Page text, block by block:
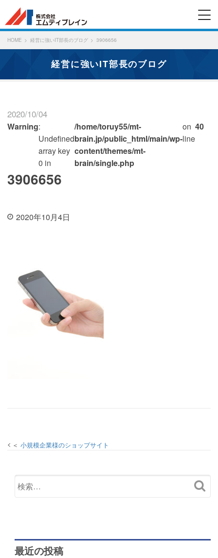
HOME 経営に強いIT部長のブログ 3906656
経営に強いIT部長のブログ
2020/10/04
Warning:
Undefined
array key
0 in
/home/toruy55/mt-
brain.jp/public_html/main/wp-
content/themes/mt-
brain/single.php
on
line
40
3906656
2020年10月4日
小規模企業様のショップサイト
最近の投稿